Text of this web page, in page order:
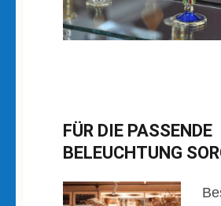
FÜR DIE PASSENDE
BELEUCHTUNG